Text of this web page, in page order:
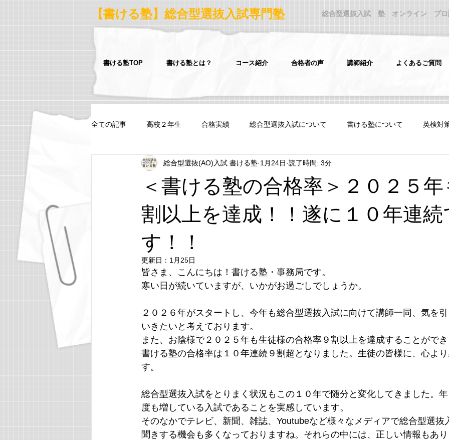
【書ける塾】総合型選抜入試専門塾 総合型選抜入試 塾 オンライン プロ
書ける塾TOP 書ける塾とは？ コース紹介 合格者の声 講師紹介 よくあるご質問
全ての記事 高校２年生 合格実績 総合型選抜入試について 書ける塾について 英検対
早稲田大学スポーツ科学部スポーツサポート歴入試 慶應義塾大学法学部FIT入試
青山学院大学法学部ヒューマンライツ学科海外就学者入試 ICU 帰国生入試
同志社大学グローバル・コミュニケーション学部
日本女子大学 立教大学経済学部アスリート選抜入試 筑波大学
青山学院大学 中央大学
＜書ける塾の合格率＞２０２５
割以上を達成！！遂に１０年連続
す！！
総合型選抜(AO)入試 書ける塾 1月24日 読了時間: 3分
更新日： 1月25日
皆さま、こんにちは！書ける塾・事務局です。
寒い日が続いていますが、いかがお過ごしでしょうか。
２０２６年がスタートし、今年も総合型選抜入試に向けて講師一同、気を
いきたいと考えております。
また、お陰様で２０２５年も生徒様の合格率９割以上を達成することがで
書ける塾の合格率は１０年連続９割超となりました。生徒の皆様に、心よ
す。
総合型選抜入試をとりまく状況もこの１０年で随分と変化してきました。
度も増している入試であることを実感しています。
そのなかでテレビ、新聞、雑誌、Youtubeなど様々なメディアで総合型選抜
聞きする機会も多くなっておりますね。それらの中には、正しい情報もあ